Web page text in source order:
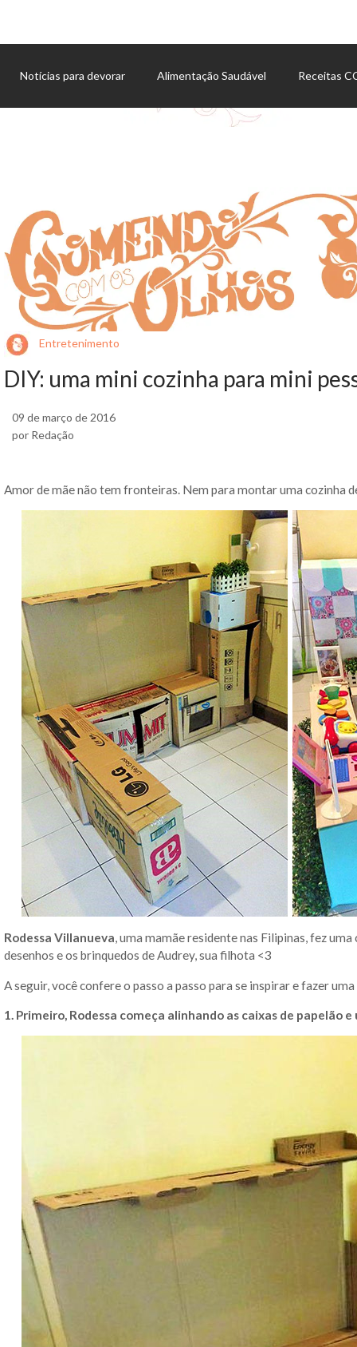
Notícias para devorar Alimentação Saudável Receitas
Entretenimento
DIY: uma mini cozinha para mini
09 de março de 2016
por Redação
Amor de mãe não tem fronteiras. Nem para montar uma cozinha
Rodessa Villanueva, uma mamãe residente nas Filipinas, fez
desenhos e os brinquedos de Audrey, sua filhota <3
A seguir, você confere o passo a passo para se inspirar e fazer
1. Primeiro, Rodessa começa alinhando as caixas de papelão